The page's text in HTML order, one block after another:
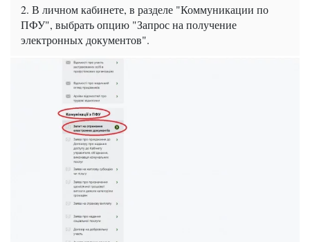
2. В личном кабинете, в разделе "Коммуникации по
ПФУ", выбрать опцию "Запрос на получение
электронных документов".